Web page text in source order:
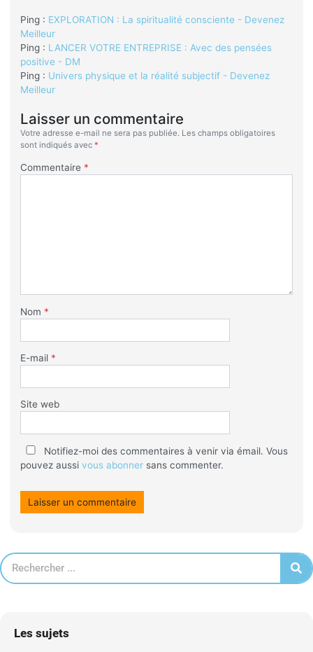
Ping : EXPLORATION : La spiritualité consciente - Devenez
Meilleur
Ping : LANCER VOTRE ENTREPRISE : Avec des pensées
positive - DM
Ping : Univers physique et la réalité subjectif - Devenez
Meilleur
Laisser un commentaire
Votre adresse e-mail ne sera pas publiée. Les champs obligatoires
sont indiqués avec *
Commentaire *
Nom *
E-mail *
Site web
Notifiez-moi des commentaires à venir via émail. Vous
pouvez aussi vous abonnersans commenter.
Les sujets